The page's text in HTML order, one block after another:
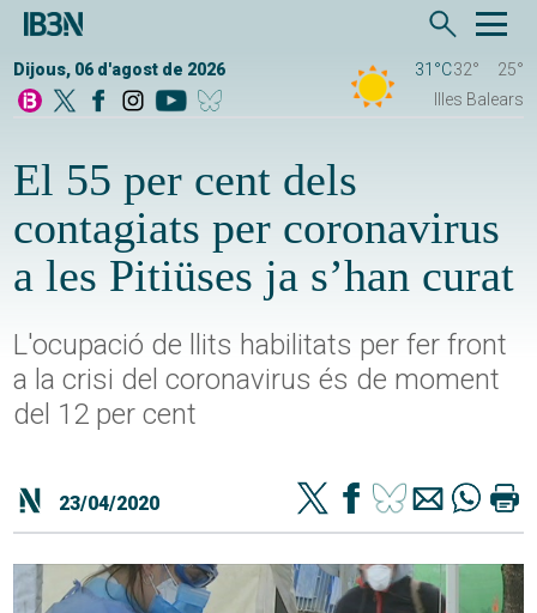
Dijous, 06 d'agost de 2026 31°C32°
25°
Illes Balears
El 55 per cent dels
contagiats per coronavirus
a les Pitiüses ja s’han curat
L'ocupació de llits habilitats per fer front
a la crisi del coronavirus és de moment
del 12 per cent
23/04/2020